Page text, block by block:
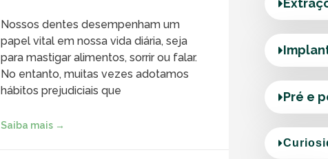
Nossos dentes desempenham um
papel vital em nossa vida diária, seja
para mastigar alimentos, sorrir ou falar.
No entanto, muitas vezes adotamos
hábitos prejudiciais que
Saiba mais →
Pré e